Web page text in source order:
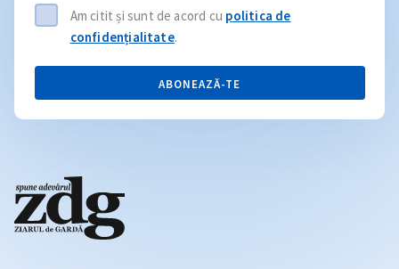
Am citit și sunt de acord cu politica de
confidențialitate.
ABONEAZĂ-TE